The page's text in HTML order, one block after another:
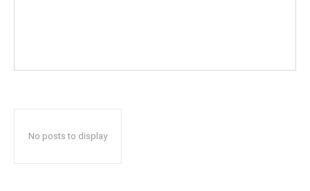
No posts to display